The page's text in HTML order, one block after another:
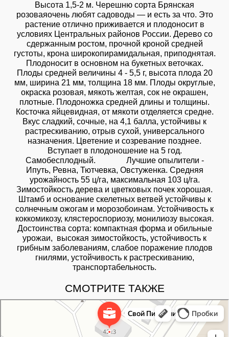
Высота 1,5-2 м. Черешню сорта Брянская
розоваяочень любят садоводы — и есть за что. Это
растение отлично приживается и плодоносит в
условиях Центральных районов России. Дерево со
сдержанным ростом, прочной кроной средней
густоты, крона широкопирамидальная, приподнятая.
Плодоносит в основном на букетных веточках.
Плоды средней величины 4 - 5,5 г, высота плода 20
мм, ширина 21 мм, толщина 18 мм. Плоды округлые,
окраска розовая, мякоть желтая, сок не окрашен,
плотные. Плодоножка средней длины и толщины.
Косточка яйцевидная, от мякоти отделяется средне.
Вкус сладкий, сочные, на 4,1 балла, устойчивы к
растрескиванию, отрыв сухой, универсального
назначения. Цветение и созревание позднее.
Вступает в плодоношение на 5 год.
Самобесплодный. Лучшие опылители -
Ипуть, Ревна, Тютчевка, Овстуженка. Средняя
урожайность 55 ц/га, максимальная 103 ц/га.
Зимостойкость дерева и цветковых почек хорошая.
Штамб и основание скелетных ветвей устойчивы к
солнечным ожогам и морозобоинам. Устойчивость к
коккомикозу, клястероспориозу, монилиозу высокая.
Достоинства сорта: компактная форма и обильные
урожаи, высокая зимостойкость, устойчивость к
грибным заболеваниям, слабое поражение плодов
гнилями, устойчивость к растрескиванию,
транспортабельность.
СМОТРИТЕ ТАКЖЕ
Питомник растений в Москве